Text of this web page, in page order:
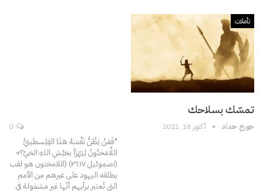
تأملات
تمسّك بسلاحك
جورج حداد أكتوبر 18, 2021
"فَمَنْ يَظُنُّ نَفْسَهُ هَذَا الفِلِسطينيُّ
اللَّامَختُونُ لِيَهْزَأ بجَيْشِ اللهِ الحَيِّ؟»
(١صموئيل ۲٦:١۷)
(اللامختون هو لقب
يطلقه اليهود على غيرهم من الأمم
التي تُعتبر برأيهم أنّها غير مشمولة في